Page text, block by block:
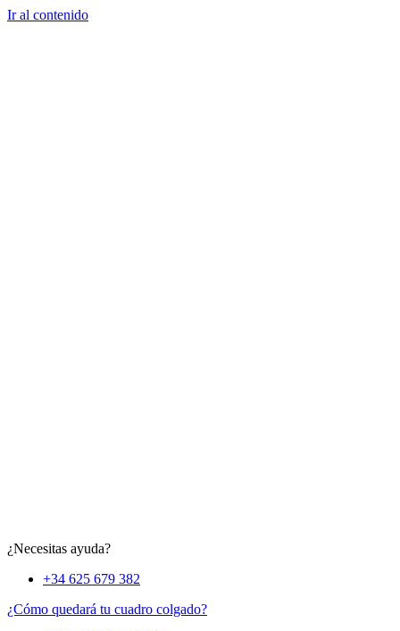
Ir al contenido
¿Necesitas ayuda?
+34 625 679 382
¿Cómo quedará tu cuadro colgado?